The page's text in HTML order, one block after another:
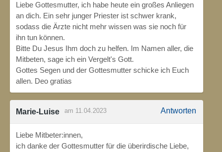
Liebe Gottesmutter, ich habe heute ein großes Anliegen
an dich. Ein sehr junger Priester ist schwer krank,
sodass die Ärzte nicht mehr wissen was sie noch für
ihn tun können.
Bitte Du Jesus Ihm doch zu helfen. Im Namen aller, die
Mitbeten, sage ich ein Vergelt's Gott.
Gottes Segen und der Gottesmutter schicke ich Euch
allen. Deo gratias
Marie-Luise am 11.04.2023 Antworten
Liebe Mitbeter:innen,
ich danke der Gottesmutter für die überirdische Liebe,